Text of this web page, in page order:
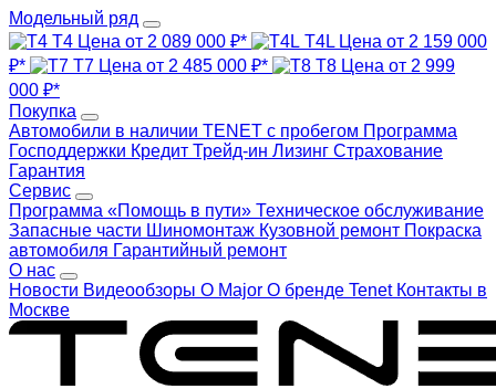
Модельный ряд
T4 Цена от 2 089 000 ₽* T4L Цена от 2 159 000
₽*
T7 Цена от 2 485 000 ₽* T8 Цена от 2 999
000 ₽*
Покупка
Автомобили в наличии TENET с пробегом Программа
Господдержки Кредит Трейд-ин Лизинг Страхование
Гарантия
Сервис
Программа «Помощь в пути» Техническое обслуживание
Запасные части Шиномонтаж Кузовной ремонт Покраска
автомобиля Гарантийный ремонт
О нас
Новости Видеообзоры О Major О бренде Tenet Контакты в
Москве